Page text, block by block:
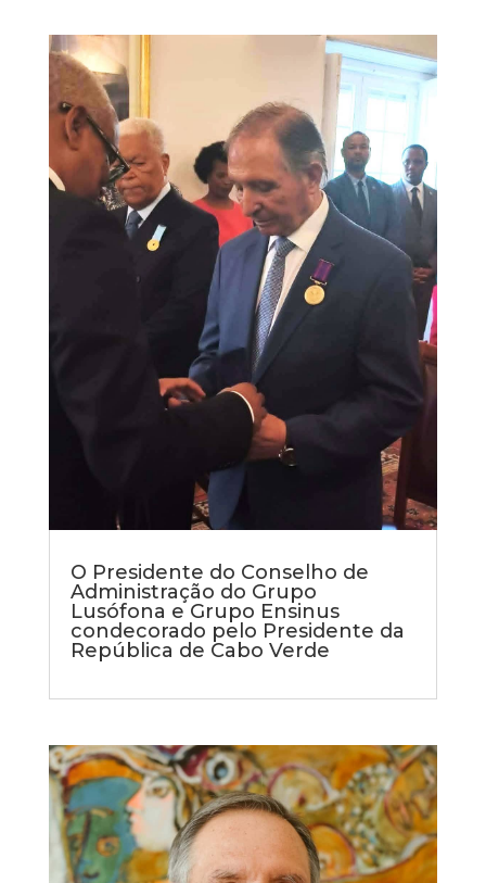
O Presidente do Conselho de
Administração do Grupo
Lusófona e Grupo Ensinus
condecorado pelo Presidente da
República de Cabo Verde